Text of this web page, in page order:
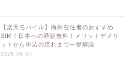
【楽天モバイル】海外在住者のおすすめ
SIM！日本への通話無料！メリットデメリ
ットから申込の流れまで一挙解説
2026-06-07